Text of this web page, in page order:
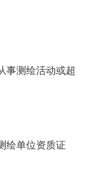
事测绘活动或超
绘单位资质证